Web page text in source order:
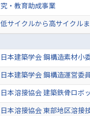
究・教育助成事業
低サイクルから高サイクル
日本建築学会 鋼構造素材小
日本建築学会 鋼構造運営委
日本溶接協会 建築鉄骨ロボ
日本溶接協会 東部地区溶接